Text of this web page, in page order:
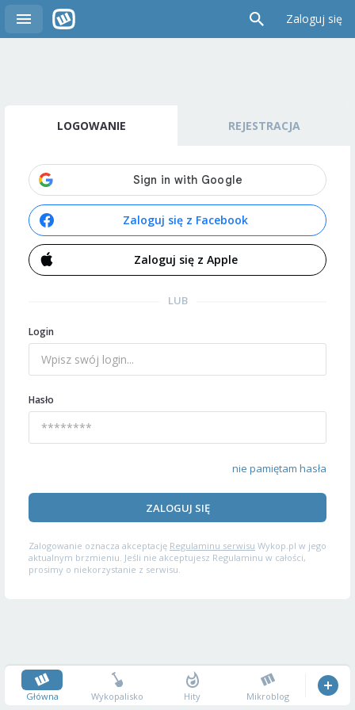
Zaloguj się
LOGOWANIE REJESTRACJA
Zaloguj się z Facebook
Zaloguj się z Apple
LUB
Login
Hasło
nie pamiętam hasła
ZALOGUJ SIĘ
Zalogowanie oznacza akceptację Regulaminu serwisu Wykop.pl w jego
aktualnym brzmieniu. Jeśli nie akceptujesz Regulaminu w całości,
prosimy o niekorzystanie z serwisu.
Główna Wykopalisko Hity Mikroblog